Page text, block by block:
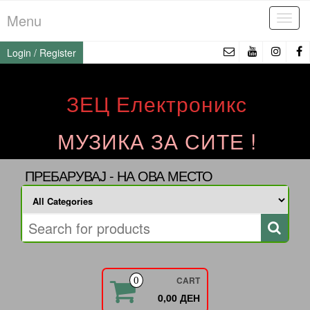
to
the
content
Menu
Login / Register
ЗЕЦ Електроникс
МУЗИКА ЗА СИТЕ !
ПРЕБАРУВАЈ - НА ОВА МЕСТО
0 CART
0,00 ДЕН